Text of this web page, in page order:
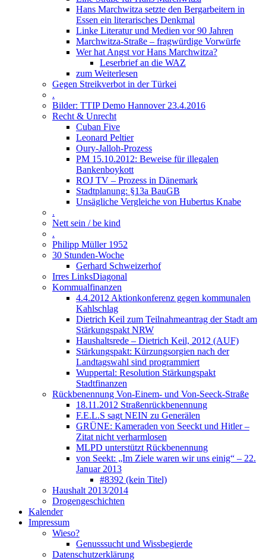
Hans Marchwitza setzte den Bergarbeitern in
Essen ein literarisches Denkmal
Linke Literatur und Medien vor 90 Jahren
Marchwitza-Straße – fragwürdige Vorwürfe
Wer hat Angst vor Hans Marchwitza?
Leserbrief an die WAZ
zum Weiterlesen
Gegen Streikverbot in der Türkei
.
Bilder: TTIP Demo Hannover 23.4.2016
Recht & Unrecht
Cuban Five
Leonard Peltier
Oury-Jalloh-Prozess
PM 15.10.2012: Beweise für illegalen
Bankenboykott
ROJ TV – Prozess in Dänemark
Stadtplanung: §13a BauGB
Unsägliche Vergleiche von Hubertus Knabe
.
Nett sein / be kind
.
Philipp Müller 1952
30 Stunden-Woche
Gerhard Schweizerhof
Irres LinksDiagonal
Kommualfinanzen
4.4.2012 Aktionkonferenz gegen kommunalen
Kahlschlag
Dietrich Keil zum Teilnahmeantrag der Stadt am
Stärkungspakt NRW
Haushaltsrede – Dietrich Keil, 2012 (AUF)
Stärkungspakt: Kürzungsorgien nach der
Landtagswahl sind programmiert
Wuppertal: Resolution Stärkungspakt
Stadtfinanzen
Rückbenennung Von-Einem- und Von-Seeck-Straße
18.11.2012 Straßenrückbenennung
F.E.L.S sagt NEIN zu Generälen
GRÜNE: Kameraden von Seeckt und Hitler –
Zitat nicht verharmlosen
MLPD unterstützt Rückbenennung
von Seekt: „Im Ziele waren wir uns einig“ – 22.
Januar 2013
#8392 (kein Titel)
Haushalt 2013/2014
Drogengeschichten
Kalender
Impressum
Wieso?
Genusssucht und Wissbegierde
Datenschutzerklärung